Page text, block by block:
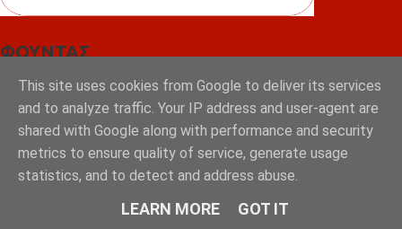
ΦΟΥΝΤΑΣ
This site uses cookies from Google to deliver its services
and to analyze traffic. Your IP address and user-agent are
shared with Google along with performance and security
metrics to ensure quality of service, generate usage
statistics, and to detect and address abuse.
LEARN MORE GOT IT